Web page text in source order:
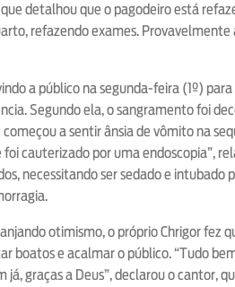
detalhou que o pagodeiro está
refazendo exames.
a público na segunda-feira (1º)
Segundo ela, o sangramento foi
a sentir ânsia de vômito na
cauterizado por uma endoscopia”,
necessitando ser sedado e intubado
otimismo, o próprio Chrigor fez
boatos e acalmar o público. “Tudo
já, graças a Deus”, declarou o cantor,